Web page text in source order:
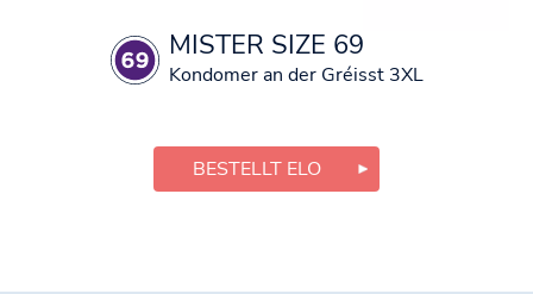
MISTER SIZE 69
Kondomer an der Gréisst 3XL
BESTELLT ELO